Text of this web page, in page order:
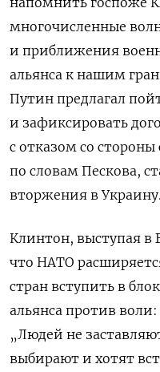
многочисленные
и приближения
альянса к нашим
Путин предлагал
и зафиксировать
с отказом со
по словам Пескова,
вторжения в Украину.
Клинтон, выступая в
что НАТО
стран вступить в
альянса против
„Людей не
выбирают и хотят